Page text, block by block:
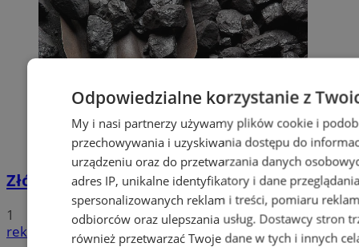
Złóż wniosek o dodatek węglowy
1
reklama
Odpowiedzialne korzystanie z
My i nasi partnerzy używamy plików cookie i
przechowywania i uzyskiwania dostępu do
urządzeniu oraz do przetwarzania danych
adres IP, unikalne identyfikatory i dane
spersonalizowanych reklam i treści, pomiaru
odbiorców oraz ulepszania usług. Dostawcy stron
również przetwarzać Twoje dane w tych i innych